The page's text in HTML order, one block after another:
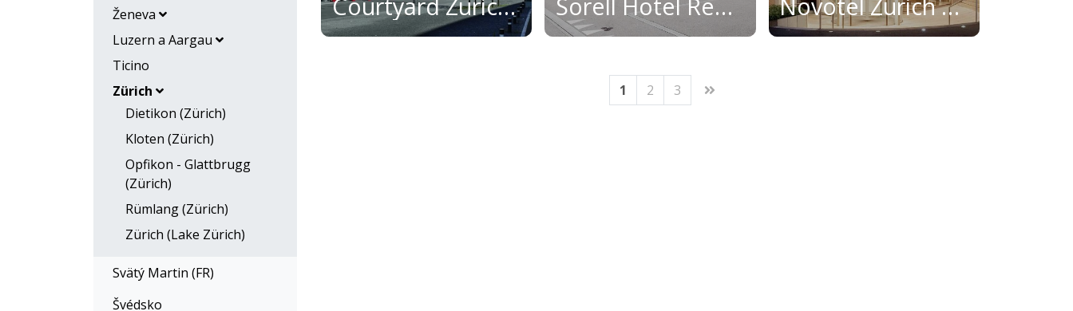
Ženeva
Luzern a Aargau
Ticino
Zürich
Dietikon (Zürich)
Kloten (Zürich)
Opfikon - Glattbrugg
(Zürich)
Rümlang (Zürich)
Zürich (Lake Zürich)
Svätý Martin (FR)
Švédsko
1 2 3